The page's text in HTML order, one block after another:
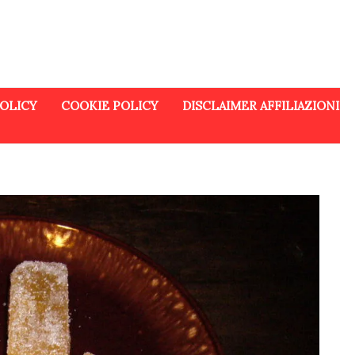
COOKIE POLICY DISCLAIMER AFFILIAZIONI